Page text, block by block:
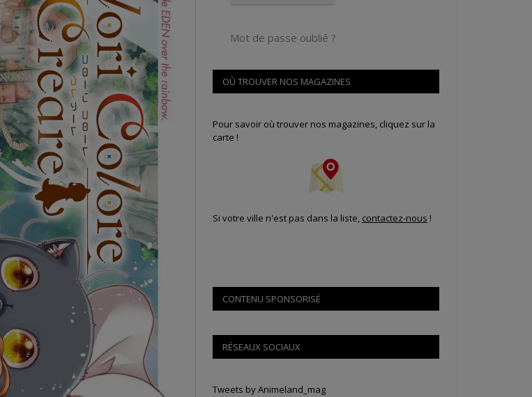
Mot de passe oublié ?
OÙ TROUVER NOS MAGAZINES
Pour savoir où trouver nos magazines, cliquez sur la
carte !
Si votre ville n'est pas dans la liste, contactez-nous !
CONTENU SPONSORISÉ
RÉSEAUX SOCIAUX
Tweets by Animeland_mag